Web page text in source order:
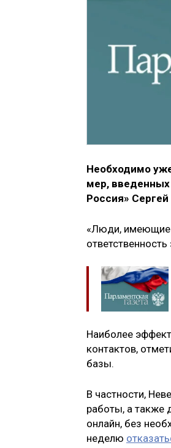
Необходимо
мер, введенных
Россия»
«Люди, имеющие
Наиболее
контактов,
базы.
В частности,
работы, а также
онлайн, без
неделю